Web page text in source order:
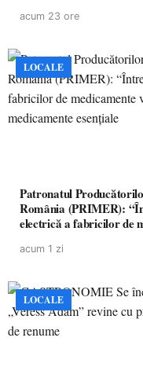
acum 23 ore
LOCALE
Patronatul
România (PRIMER):
electrică a fabricilor de
acum 1 zi
LOCALE